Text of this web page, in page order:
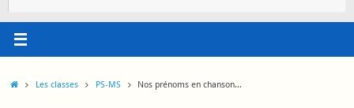
AccueilLes classes PS-MS Nos prénoms en chanson…